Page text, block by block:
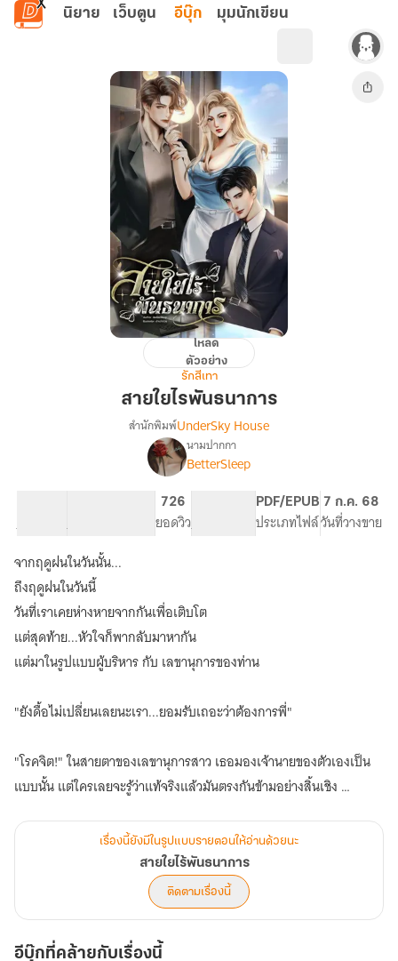
ข้ามไปยังเนื้อหาหลัก
นิยาย เว็บตูน อีบุ๊ก มุมนักเขียน
สายใย
พันธนาการ
โหลด
ตัวอย่าง
รักสีเทา
สายใยไรพันธนาการ
เรื่อง
สายใย
พันธนาการ
สำนักพิมพ์UnderSky House
นามปากกา
BetterSleep
จำนวนคำ จำนวนหน้า (A5)
726
ยอดวิวระดับเนื้อหา
PDF/EPUB
ประเภทไฟล์
7 ก.ค. 68
วันที่วางขาย
จากฤดูฝนในวันนั้น...
ถึงฤดูฝนในวันนี้
วันที่เราเคยห่างหายจากกันเพื่อเติบโต
แต่สุดท้าย...หัวใจก็พากลับมาหากัน
แต่มาในรูปแบบผู้บริหาร กับ เลขานุการของท่าน
"ยังดื้อไม่เปลี่ยนเลยนะเรา...ยอมรับเถอะว่าต้องการพี่"
"โรคจิต!" ในสายตาของเลขานุการสาว เธอมองเจ้านายของตัวเองเป็น
แบบนั้น แต่ใครเลยจะรู้ว่าแท้จริงแล้วมันตรงกันข้ามอย่างสิ้นเชิง
เพราะเสียงในใจกำลังบอกให้เธอหันกลับไป เพียงแต่ว่าเธอจะกล้าฟังมัน
บางครั้งจุดจบของความสัมพันธ์ก็เป็นเพียง จุดเริ่มต้นของความรักที่กำลัง
ก่อตัวขึ้นอีกครั้ง
เรื่องนี้ยังมีในรูปแบบรายตอนให้อ่านด้วยนะ
สายใยไร้พันธนาการ
ติดตามเรื่องนี้
อีบุ๊กที่คล้ายกับเรื่องนี้